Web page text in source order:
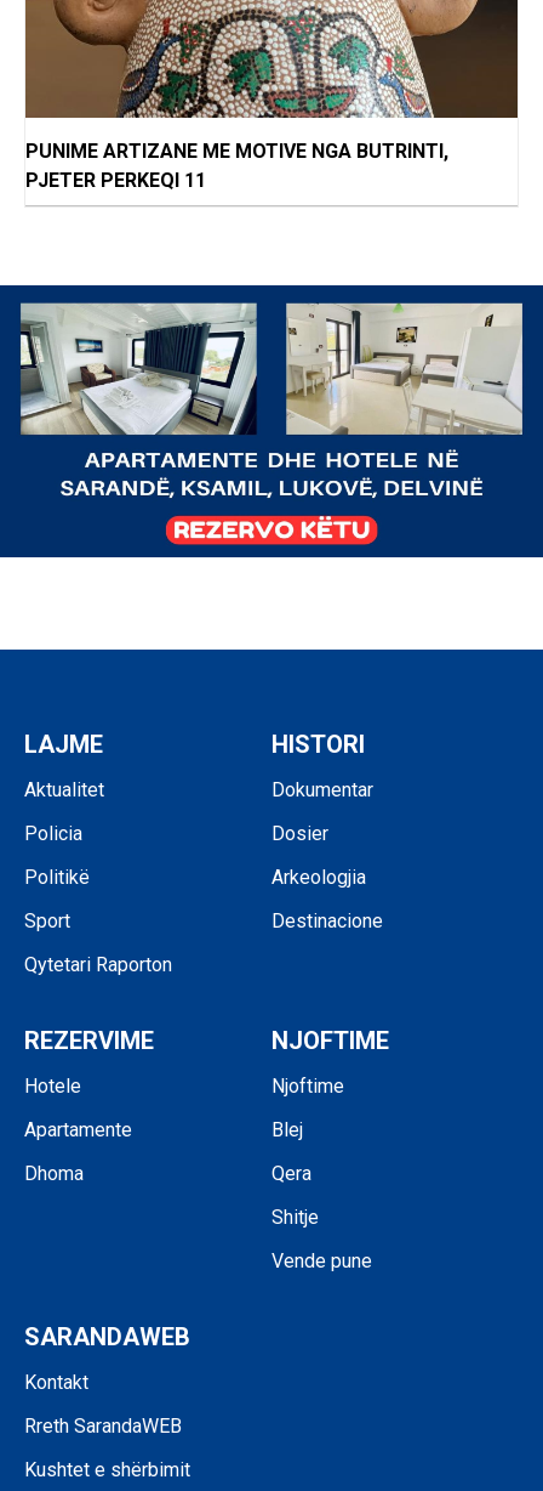
PUNIME ARTIZANE ME MOTIVE NGA BUTRINTI,
PJETER PERKEQI 11
LAJME
Aktualitet
Policia
Politikë
Sport
Qytetari Raporton
HISTORI
Dokumentar
Dosier
Arkeologjia
Destinacione
REZERVIME
Hotele
Apartamente
Dhoma
NJOFTIME
Njoftime
Blej
Qera
Shitje
Vende pune
SARANDAWEB
Kontakt
Rreth SarandaWEB
Kushtet e shërbimit